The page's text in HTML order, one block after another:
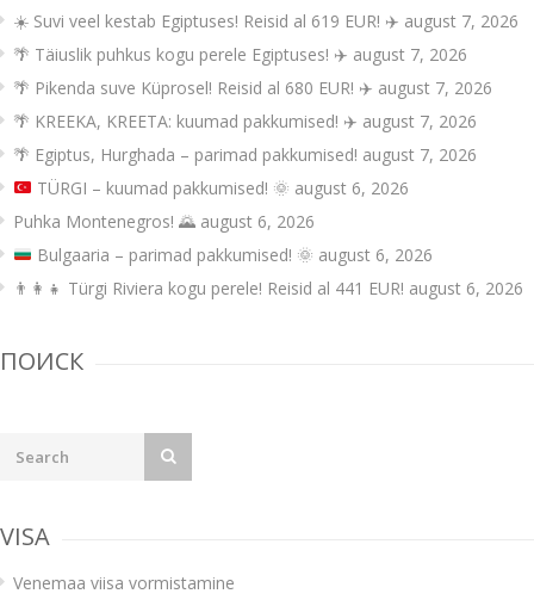
☀️ Suvi veel kestab Egiptuses! Reisid al 619 EUR! ✈️ august 7, 2026
🌴 Täiuslik puhkus kogu perele Egiptuses! ✈️ august 7, 2026
🌴 Pikenda suve Küprosel! Reisid al 680 EUR! ✈️ august 7, 2026
🌴 KREEKA, KREETA: kuumad pakkumised! ✈️ august 7, 2026
🌴 Egiptus, Hurghada – parimad pakkumised! august 7, 2026
TÜRGI – kuumad pakkumised! 🌞 august 6, 2026
Puhka Montenegros! 🌄 august 6, 2026
Bulgaaria – parimad pakkumised! 🌞 august 6, 2026
👨‍👩‍👧 Türgi Riviera kogu perele! Reisid al 441 EUR! august 6, 2026
ПОИСК
VISA
Venemaa viisa vormistamine